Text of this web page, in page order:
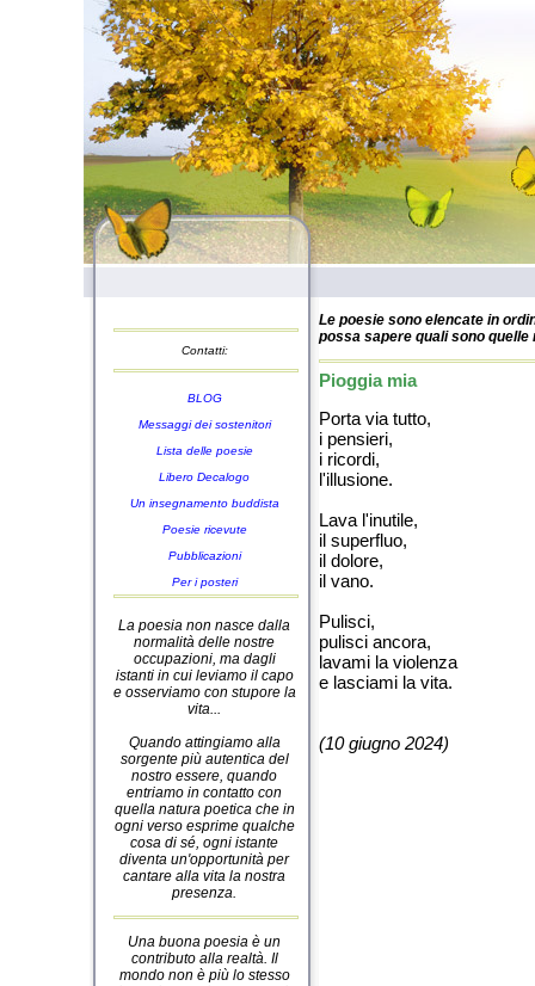
Contatti:
BLOG
Messaggi dei sostenitori
Lista delle poesie
Libero Decalogo
Un insegnamento buddista
Poesie ricevute
Pubblicazioni
Per i posteri
La poesia non nasce dalla
normalità delle nostre
occupazioni, ma dagli
istanti in cui leviamo il capo
e osserviamo con stupore la
vita...
Quando attingiamo alla
sorgente più autentica del
nostro essere, quando
entriamo in contatto con
quella natura poetica che in
ogni verso esprime qualche
cosa di sé, ogni istante
diventa un'opportunità per
cantare alla vita la nostra
presenza.
Una buona poesia è un
contributo alla realtà. Il
mondo non è più lo stesso
Le poesie sono elencate in
possa sapere quali sono
Pioggia mia
Porta via tutto,
i pensieri,
i ricordi,
l'illusione.
Lava l'inutile,
il superfluo,
il dolore,
il vano.
Pulisci,
pulisci ancora,
lavami la violenza
e lasciami la vita.
(10 giugno 2024)